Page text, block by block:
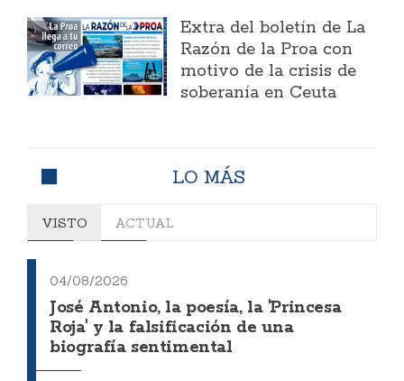
Extra del boletín de La
Razón de la Proa con
motivo de la crisis de
soberanía en Ceuta
LO MÁS
VISTO ACTUAL
04/08/2026
José Antonio, la poesía, la 'Princesa
Roja' y la falsificación de una
biografía sentimental